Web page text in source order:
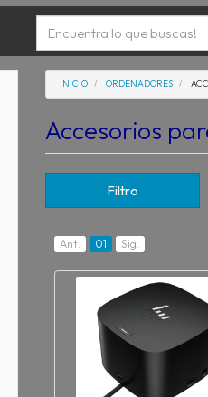
INICIO ORDENADORES
Accesorios
Filtro
Ant. 01 Sig.